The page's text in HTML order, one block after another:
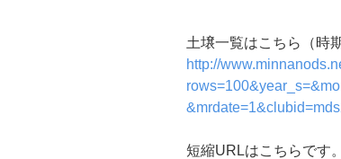
土壌一覧はこちら（時
http://
短縮URLはこちらです。